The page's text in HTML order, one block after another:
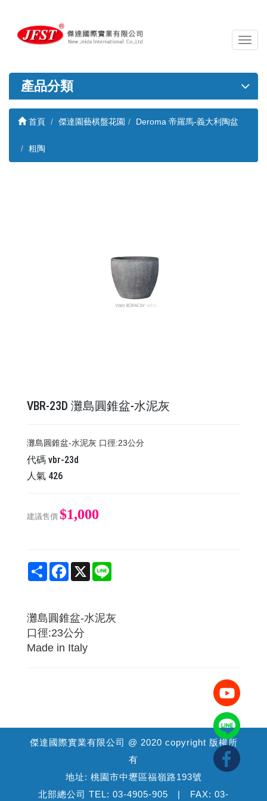
導
覽
關
產品分類
首頁 傑達園藝棋盤花園 Deroma 帝羅馬-義大利陶盆
粗陶
VBR-23D ​​​​​​​灘島圓錐盆-水泥灰
​​​​​​​灘島圓錐盆-水泥灰 口徑:23公分
代碼 vbr-23d
人氣 426
建議售價 $1,000
Share Facebook
X
灘島圓錐盆-水泥灰
口徑:23公分
Made in Italy
傑達國際實業有限公司 @ 2020 copyright 版權所
有
地址: 桃園市中壢區福嶺路193號
北部總公司 TEL: 03-4905-905 | FAX: 03-